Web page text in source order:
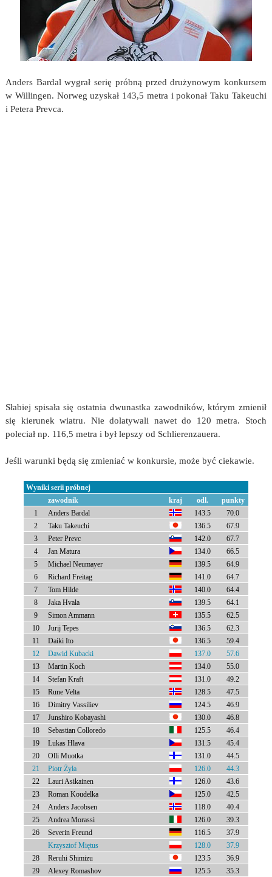
Anders Bardal wygrał serię próbną przed drużynowym konkursem
w Willingen. Norweg uzyskał 143,5 metra i pokonał Taku Takeuchi
i Petera Prevca.
Słabiej spisała się ostatnia dwunastka zawodników, którym zmienił
się kierunek wiatru. Nie dolatywali nawet do 120 metra. Stoch
poleciał np. 116,5 metra i był lepszy od Schlierenzauera.
Jeśli warunki będą się zmieniać w konkursie, może być ciekawie.
Wyniki serii próbnej
zawodnik
kraj odl.
punkty
1
Anders Bardal 143.5
70.0
2
Taku Takeuchi 136.5
67.9
3
Peter Prevc 142.0
67.7
4
Jan Matura 134.0
66.5
5
Michael Neumayer 139.5
64.9
6
Richard Freitag 141.0
64.7
7
Tom Hilde 140.0
64.4
8
Jaka Hvala 139.5
64.1
9
Simon Ammann 135.5
62.5
10
Jurij Tepes 136.5
62.3
11
Daiki Ito 136.5
59.4
12
Dawid Kubacki 137.0
57.6
13
Martin Koch 134.0
55.0
14
Stefan Kraft 131.0
49.2
15
Rune Velta 128.5
47.5
16
Dimitry Vassiliev 124.5
46.9
17
Junshiro Kobayashi 130.0
46.8
18
Sebastian Colloredo 125.5
46.4
19
Lukas Hlava 131.5
45.4
20
Olli Muotka 131.0
44.5
21
Piotr Żyła 126.0
44.3
22
Lauri Asikainen 126.0
43.6
23
Roman Koudelka 125.0
42.5
24
Anders Jacobsen 118.0
40.4
25
Andrea Morassi 126.0
39.3
26
Severin Freund 116.5
37.9
Krzysztof Miętus
128.0
37.9
28
Reruhi Shimizu 123.5
36.9
29
Alexey Romashov 125.5 35.3